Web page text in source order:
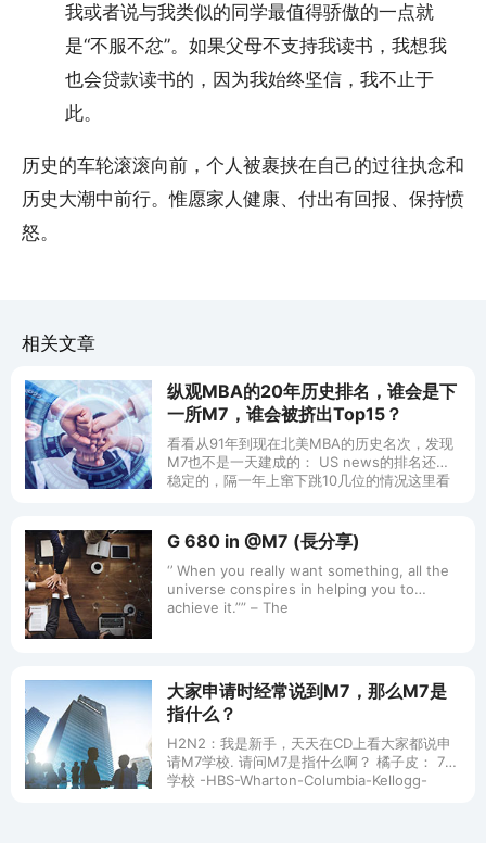
我或者说与我类似的同学最值得骄傲的一点就
是“不服不忿”。如果父母不支持我读书，我想我
也会贷款读书的，因为我始终坚信，我不止于
此。
历史的车轮滚滚向前，个人被裹挟在自己的过往执念和
历史大潮中前行。惟愿家人健康、付出有回报、保持愤
怒。
相关文章
纵观MBA的20年历史排名，谁会是下
一所M7，谁会被挤出Top15？
看看从91年到现在北美MBA的历史名次，发现
M7也不是一天建成的： US news的排名还是
稳定的，隔一年上窜下跳10几位的情况这里看
G 680 in @M7 (長分享)
‘’ When you really want something, all the
universe conspires in helping you to
achieve it.”” – The
大家申请时经常说到M7，那么M7是
指什么？
H2N2：我是新手，天天在CD上看大家都说申
请M7学校. 请问M7是指什么啊？ 橘子皮： 7所
学校 -HBS-Wharton-Columbia-Kellogg-